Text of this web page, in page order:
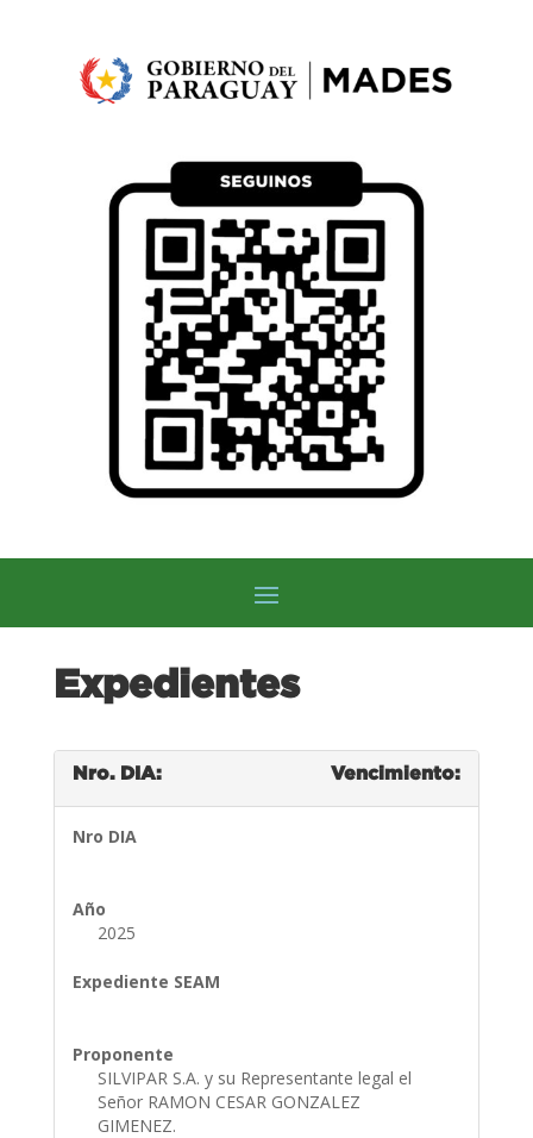
Expedientes
Nro. DIA: Vencimiento:
Nro DIA
Año
2025
Expediente SEAM
Proponente
SILVIPAR S.A. y su Representante legal el
Señor RAMON CESAR GONZALEZ
GIMENEZ.